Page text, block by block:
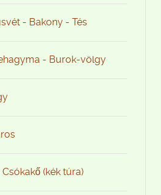
- Bakony - Tés
- Burok-völgy
(kék túra)